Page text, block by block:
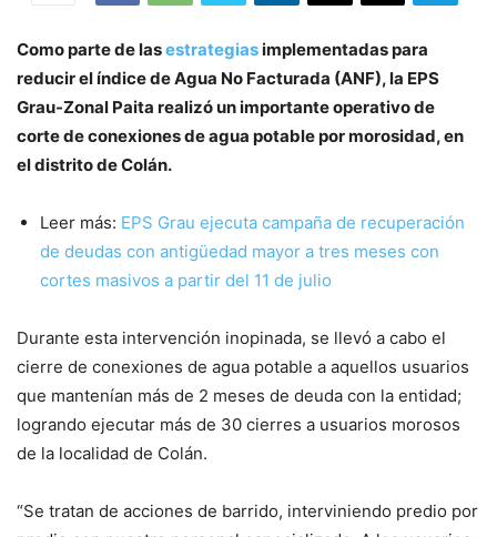
Como parte de lasestrategiasimplementadas para
reducir el índice de Agua No Facturada (ANF), la EPS
Grau-Zonal Paita realizó un importante operativo de
corte de conexiones de agua potable por morosidad, en
el distrito de Colán.
Leer más: EPS Grau ejecuta campaña de recuperación
de deudas con antigüedad mayor a tres meses con
cortes masivos a partir del 11 de julio
Durante esta intervención inopinada, se llevó a cabo el
cierre de conexiones de agua potable a aquellos usuarios
que mantenían más de 2 meses de deuda con la entidad;
logrando ejecutar más de 30 cierres a usuarios morosos
de la localidad de Colán.
“Se tratan de acciones de barrido, interviniendo predio por